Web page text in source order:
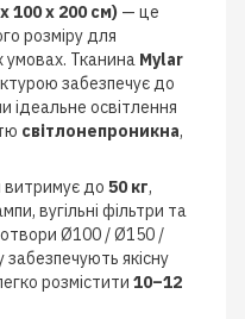
100 x 200 см) — це
розміру для
Тканина Mylar
забезпечує до
ідеальне освітлення
світлонепроникна,
витримує до 50 кг,
вугільні фільтри та
отвори Ø100 / Ø150 /
якісну
розмістити 10–12